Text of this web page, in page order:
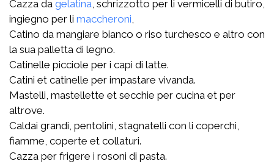
Cazza da gelatina , schrizzotto per li vermicelli di butiro,
ingiegno per li maccheroni
Catino da mangiare bianco o riso turchesco e altro con
la sua palletta di legno.
Catinelle picciole per i capi di latte.
Catini et catinelle per impastare vivanda.
Mastelli, mastellette et secchie per cucina et per
altrove.
Caldai grandi, pentolini, stagnatelli con li coperchi,
fiamme, coperte et collaturi.
Cazza per frigere i rosoni di pasta.